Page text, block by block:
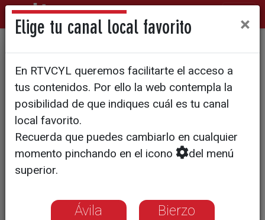
Medina recuerda la muerte
de Isabel I de Castilla
Elige tu canal local favorito ×
En RTVCYL queremos facilitarte el acceso a
tus contenidos. Por ello la web contempla la
posibilidad de que indiques cuál es tu canal
local favorito.
Recuerda que puedes cambiarlo en cualquier
momento pinchando en el icono
del menú
superior.
Ávila Bierzo